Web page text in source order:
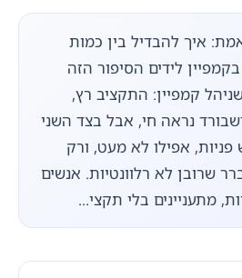
איך להבדיל בין כמות
לידים הסיפור הזה
קמפיין: התקציב רץ,
נראה חי, אבל בצד השני
אפילו לא מעט, ורק
שרובן לא רלוונטיות. אנשים
מתעניינים בלי תקצי...